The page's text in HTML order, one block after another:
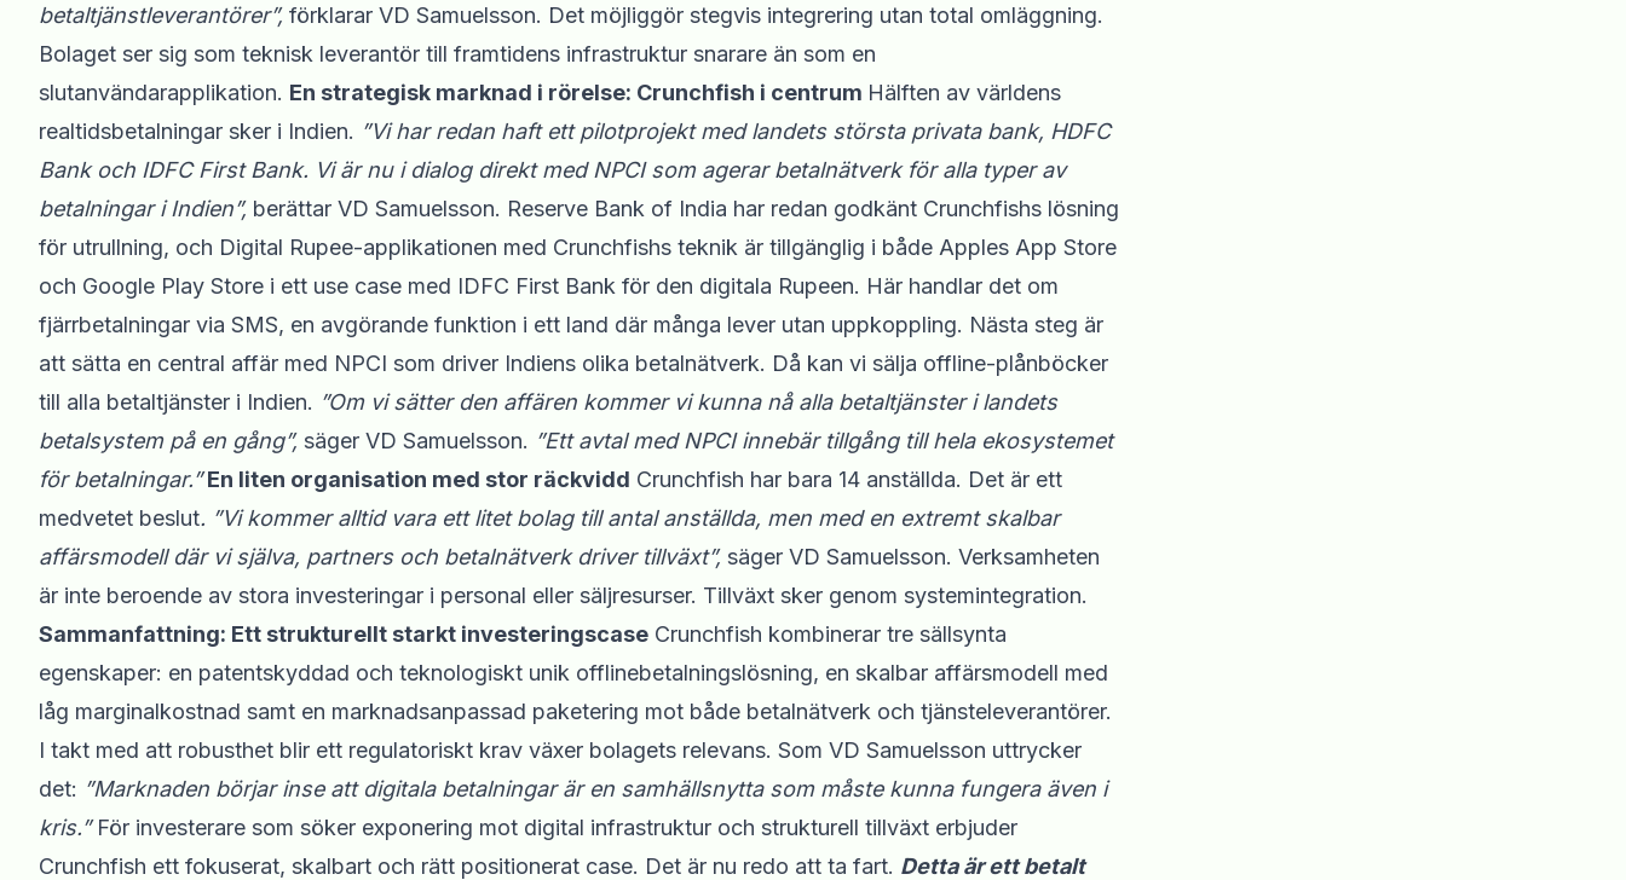
betaltjänstleverantörer”, förklarar VD Samuelsson. Det möjliggör stegvis integrering utan total omläggning.
Bolaget ser sig som teknisk leverantör till framtidens infrastruktur snarare än som en
slutanvändarapplikation. En strategisk marknad i rörelse: Crunchfish i centrum Hälften av världens
realtidsbetalningar sker i Indien. ”Vi har redan haft ett pilotprojekt med landets största privata bank, HDFC
Bank och IDFC First Bank. Vi är nu i dialog direkt med NPCI som agerar betalnätverk för alla typer av
betalningar i Indien”, berättar VD Samuelsson. Reserve Bank of India har redan godkänt Crunchfishs lösning
för utrullning, och Digital Rupee-applikationen med Crunchfishs teknik är tillgänglig i både Apples App Store
och Google Play Store i ett use case med IDFC First Bank för den digitala Rupeen. Här handlar det om
fjärrbetalningar via SMS, en avgörande funktion i ett land där många lever utan uppkoppling. Nästa steg är
att sätta en central affär med NPCI som driver Indiens olika betalnätverk. Då kan vi sälja offline-plånböcker
till alla betaltjänster i Indien. ”Om vi sätter den affären kommer vi kunna nå alla betaltjänster i landets
betalsystem på en gång”, säger VD Samuelsson. ”Ett avtal med NPCI innebär tillgång till hela ekosystemet
för betalningar.” En liten organisation med stor räckvidd Crunchfish har bara 14 anställda. Det är ett
medvetet beslut. ”Vi kommer alltid vara ett litet bolag till antal anställda, men med en extremt skalbar
affärsmodell där vi själva, partners och betalnätverk driver tillväxt”, säger VD Samuelsson. Verksamheten
är inte beroende av stora investeringar i personal eller säljresurser. Tillväxt sker genom systemintegration.
Sammanfattning: Ett strukturellt starkt investeringscase Crunchfish kombinerar tre sällsynta
egenskaper: en patentskyddad och teknologiskt unik offlinebetalningslösning, en skalbar affärsmodell med
låg marginalkostnad samt en marknadsanpassad paketering mot både betalnätverk och tjänsteleverantörer.
I takt med att robusthet blir ett regulatoriskt krav växer bolagets relevans. Som VD Samuelsson uttrycker
det: ”Marknaden börjar inse att digitala betalningar är en samhällsnytta som måste kunna fungera även i
kris.”För investerare som söker exponering mot digital infrastruktur och strukturell tillväxt erbjuder
Crunchfish ett fokuserat, skalbart och rätt positionerat case. Det är nu redo att ta fart. Detta är ett betalt